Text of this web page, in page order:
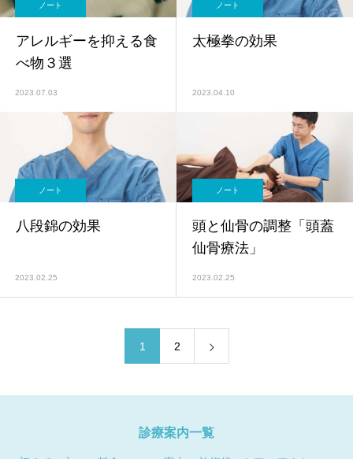
ノート
アレルギーを抑える食
べ物３選
2023.07.03
ノート
太極拳の効果
2023.04.10
ノート
八段錦の効果
2023.02.25
ノート
頭と仙骨の調整「頭蓋
仙骨療法」
2023.02.25
1 2
診療案内一覧